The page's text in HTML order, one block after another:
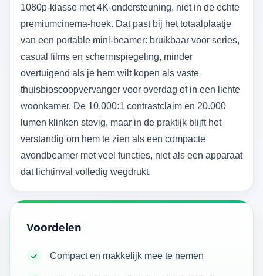
1080p-klasse met 4K-ondersteuning, niet in de echte
premiumcinema-hoek. Dat past bij het totaalplaatje
van een portable mini-beamer: bruikbaar voor series,
casual films en schermspiegeling, minder
overtuigend als je hem wilt kopen als vaste
thuisbioscoopvervanger voor overdag of in een lichte
woonkamer. De 10.000:1 contrastclaim en 20.000
lumen klinken stevig, maar in de praktijk blijft het
verstandig om hem te zien als een compacte
avondbeamer met veel functies, niet als een apparaat
dat lichtinval volledig wegdrukt.
Voordelen
Compact en makkelijk mee te nemen